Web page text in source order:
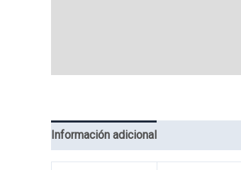
Información adicional